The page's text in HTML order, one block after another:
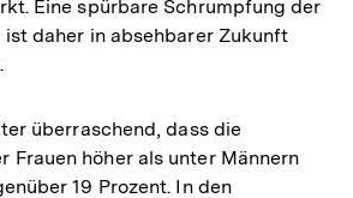
Eine spürbare Schrumpfung der
daher in absehbarer Zukunft
überraschend, dass die
Frauen höher als unter Männern
19 Prozent. In den